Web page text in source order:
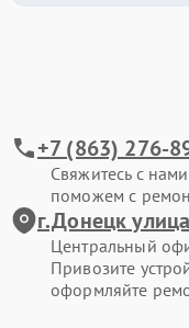
+7 (863) 276-
Свяжитесь с
поможем с
г.Донецк
Центральный
Привозите
оформляйте